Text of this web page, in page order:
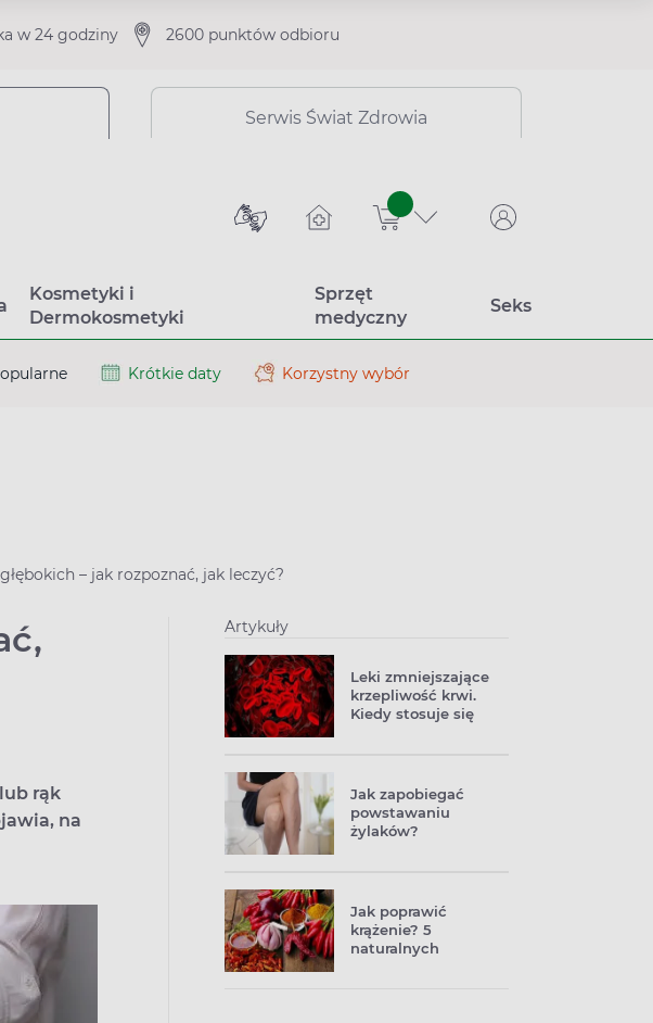
w 24 godziny 2600 punktów odbioru
Serwis Świat Zdrowia
sztuk
Kosmetyki i
Dermokosmetyki
Sprzęt
medyczny
Seks
Krótkie daty Korzystny wybór
– jak rozpoznać, jak leczyć?
rąk
na
Artykuły
Leki zmniejszające
krzepliwość krwi.
Kiedy stosuje się
Jak zapobiegać
powstawaniu
żylaków?
Jak poprawić
krążenie? 5
naturalnych